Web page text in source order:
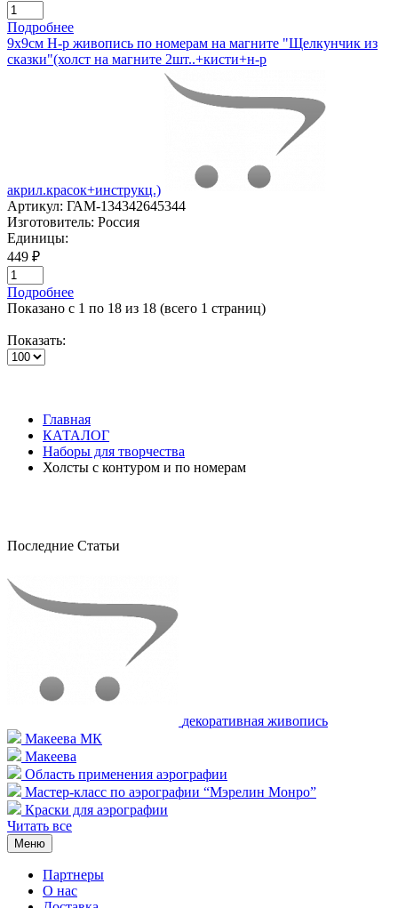
Подробнее
9х9см Н-р живопись по номерам на магните "Щелкунчик из
сказки"(холст на магните 2шт..+кисти+н-р
акрил.красок+инструкц.)
Артикул: ГАМ-134342645344
Изготовитель: Россия
Единицы:
449 ₽
Подробнее
Показано с 1 по 18 из 18 (всего 1 страниц)
Показать:
Главная
КАТАЛОГ
Наборы для творчества
Холсты с контуром и по номерам
Последние Статьи
декоративная живопись
Макеева МК
Макеева
Область применения аэрографии
Мастер-класс по аэрографии “Мэрелин Монро”
Краски для аэрографии
Читать все
Меню
Партнеры
О нас